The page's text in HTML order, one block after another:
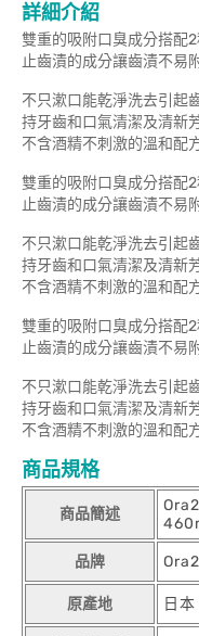
詳細介紹
雙重的吸附口臭成分搭配
止齒漬的成分讓齒漬不易
不只漱口能乾淨洗去引起
持牙齒和口氣清潔及清新
不含酒精不刺激的溫和配
雙重的吸附口臭成分搭配
止齒漬的成分讓齒漬不易
不只漱口能乾淨洗去引起
持牙齒和口氣清潔及清新
不含酒精不刺激的溫和配
雙重的吸附口臭成分搭配
止齒漬的成分讓齒漬不易
不只漱口能乾淨洗去引起
持牙齒和口氣清潔及清新
不含酒精不刺激的溫和配
商品規格
商品簡述
品牌 Ora2
原產地 日本